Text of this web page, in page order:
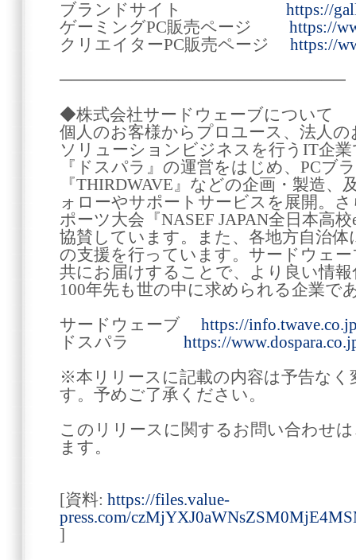
ブランドサイト https://
ゲーミングPC販売ページ https://
クリエイターPC販売ページ https://
────────────────────────
◆株式会社サードウェーブについて
個人のお客様からプロユース、法人
ソリューションビジネスを行うIT企
『ドスパラ』の運営をはじめ、PCブ
『THIRDWAVE』などの企画・製造
ォローやサポートサービスを展開。
ポーツ大会『NASEF JAPAN全日本高
協賛しています。また、各地方自治
の支援を行っています。サードウェ
共にお届けすることで、より良い情
100年先も世の中に求められる企業で
サードウェーブ https://
ドスパラ https://
※本リリースに記載の内容は予告なく
す。予めご了承ください。
このリリースに関するお問い合わせ
ます。
[資料: https://files.value-
press.com/
]